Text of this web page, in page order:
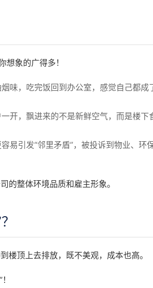
象的广得多！
味，吃完饭回到办公室，感觉自己都成
开，飘进来的不是新鲜空气，而是楼下
易引发“邻里矛盾”，被投诉到物业、环
的整体环境品质和雇主形象。
楼顶上去排放，既不美观，成本也高。